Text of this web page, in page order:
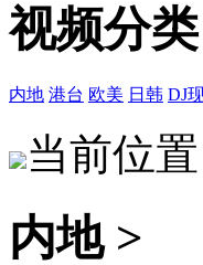
视频分类
内地 港台 欧美 日韩 DJ
当前位置
内地 >